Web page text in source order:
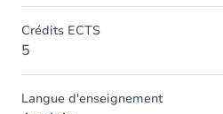
Crédits ECTS
5
Langue d'enseignement